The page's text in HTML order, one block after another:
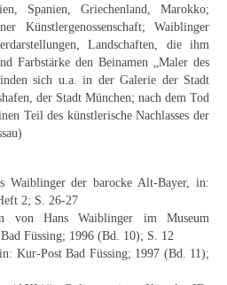
Spanien, Griechenland, Marokko;
Künstlergenossenschaft; Waiblinger
Landschaften, die ihm
Farbstärke den Beinamen „Maler des
sich u.a. in der Galerie der Stadt
der Stadt München; nach dem Tod
Teil des künstlerische Nachlasses der
Waiblinger der barocke Alt-Bayer, in:
2; S. 26-27
von Hans Waiblinger im Museum
Füssing; 1996 (Bd. 10); S. 12
Kur-Post Bad Füssing; 1997 (Bd. 11);